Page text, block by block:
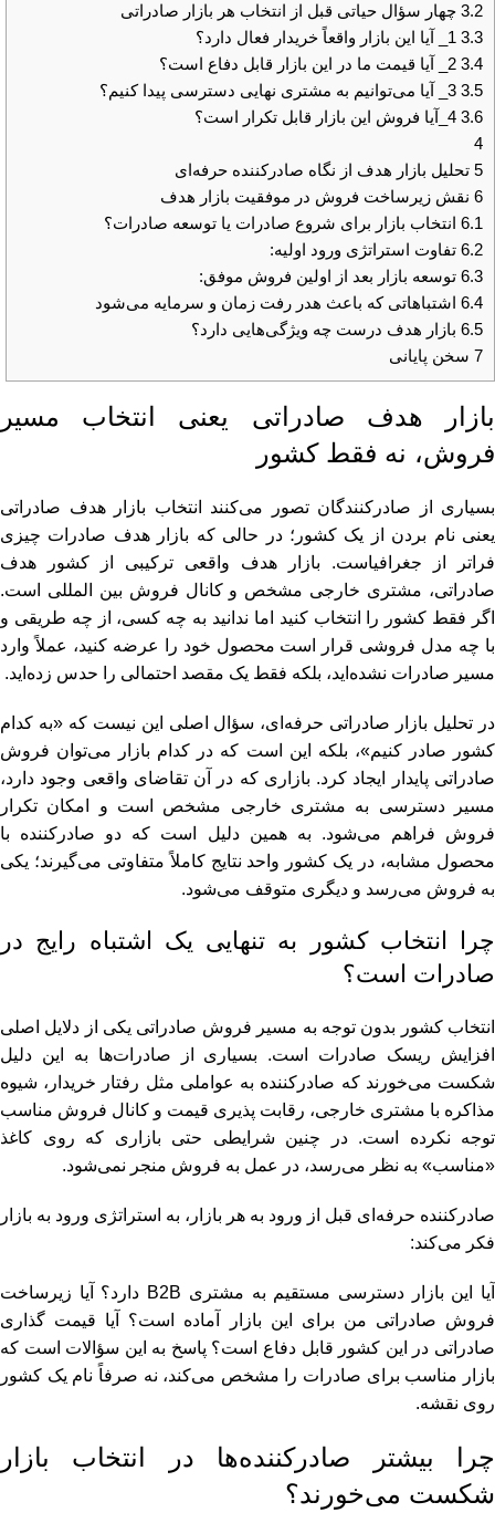
3.2 چهار سؤال حیاتی قبل از انتخاب هر بازار صادراتی
3.3
3.4
3.5
3.6
4
5 تحلیل بازار هدف از نگاه صادرکننده حرفه‌ای
6 نقش زیرساخت فروش در موفقیت بازار هدف
6.1 انتخاب بازار برای شروع صادرات یا توسعه صادرات؟
6.2 تفاوت استراتژی ورود اولیه:
6.3 توسعه بازار بعد از اولین فروش موفق:
6.4 اشتباهاتی که باعث هدر رفت زمان و سرمایه می‌شود
6.5 بازار هدف درست چه ویژگی‌هایی دارد؟
7 سخن پایانی
بازار هدف صادراتی یعنی انتخاب مسیر
فروش، نه فقط کشور
بسیاری از صادرکنندگان تصور می‌کنند انتخاب بازار هدف صادراتی
یعنی نام بردن از یک کشور؛ در حالی که بازار هدف صادرات چیزی
فراتر از جغرافیاست. بازار هدف واقعی ترکیبی از کشور هدف
صادراتی، مشتری خارجی مشخص و کانال فروش بین‌ المللی است.
اگر فقط کشور را انتخاب کنید اما ندانید به چه کسی، از چه طریقی و
با چه مدل فروشی قرار است محصول خود را عرضه کنید، عملاً وارد
مسیر صادرات نشده‌اید، بلکه فقط یک مقصد احتمالی را حدس زده‌اید.
در تحلیل بازار صادراتی حرفه‌ای، سؤال اصلی این نیست که «به کدام
کشور صادر کنیم»، بلکه این است که در کدام بازار می‌توان فروش
صادراتی پایدار ایجاد کرد. بازاری که در آن تقاضای واقعی وجود دارد،
مسیر دسترسی به مشتری خارجی مشخص است و امکان تکرار
فروش فراهم می‌شود. به همین دلیل است که دو صادرکننده با
محصول مشابه، در یک کشور واحد نتایج کاملاً متفاوتی می‌گیرند؛ یکی
به فروش می‌رسد و دیگری متوقف می‌شود.
چرا انتخاب کشور به‌ تنهایی یک اشتباه رایج در
صادرات است؟
انتخاب کشور بدون توجه به مسیر فروش صادراتی یکی از دلایل اصلی
افزایش ریسک صادرات است. بسیاری از صادرات‌ها به این دلیل
شکست می‌خورند که صادرکننده به عواملی مثل رفتار خریدار، شیوه
مذاکره با مشتری خارجی، رقابت‌ پذیری قیمت و کانال فروش مناسب
توجه نکرده است. در چنین شرایطی حتی بازاری که روی کاغذ
«مناسب» به نظر می‌رسد، در عمل به فروش منجر نمی‌شود.
صادرکننده حرفه‌ای قبل از ورود به هر بازار، به استراتژی ورود به بازار
فکر می‌کند:
آیا این بازار دسترسی مستقیم به مشتری B2B دارد؟ آیا زیرساخت
فروش صادراتی من برای این بازار آماده است؟ آیا قیمت‌ گذاری
صادراتی در این کشور قابل دفاع است؟ پاسخ به این سؤالات است که
بازار مناسب برای صادرات را مشخص می‌کند، نه صرفاً نام یک کشور
روی نقشه.
چرا بیشتر صادرکننده‌ها در انتخاب بازار
شکست می‌خورند؟